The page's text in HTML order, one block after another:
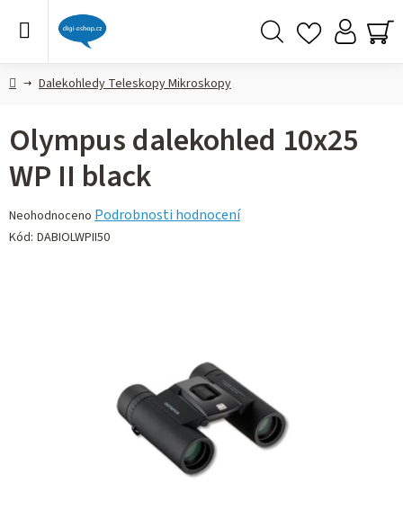
DomůDalekohledy Teleskopy Mikroskopy
Olympus dalekohled 10x25
WP II black
Průměrné
hodnocení
Neohodnoceno Podrobnosti hodnocení
Kód: DABIOLWPII50